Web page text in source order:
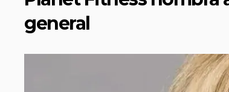
general